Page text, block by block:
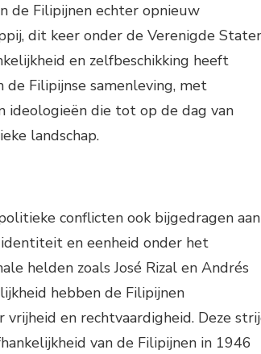
de Filipijnen echter opnieuw
dit keer onder de Verenigde
en zelfbeschikking heeft
Filipijnse samenleving, met
ideologieën die tot op de dag van
landschap.
conflicten ook bijgedragen aan
en eenheid onder het
helden zoals José Rizal en Andrés
hebben de Filipijnen
vrijheid en rechtvaardigheid. Deze
van de Filipijnen in 1946